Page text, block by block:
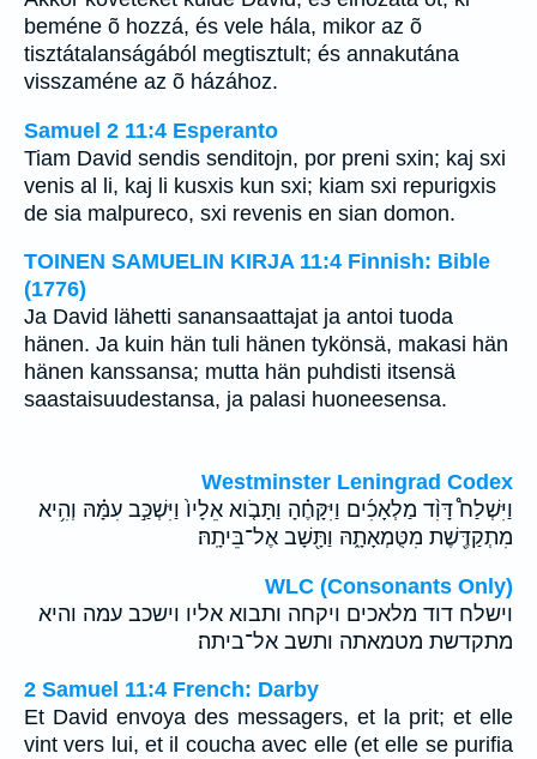
beméne õ hozzá, és vele hála, mikor az õ
tisztátalanságából megtisztult; és annakutána
visszaméne az õ házához.
Samuel 2 11:4 Esperanto
Tiam David sendis senditojn, por preni sxin; kaj sxi
venis al li, kaj li kusxis kun sxi; kiam sxi repurigxis
de sia malpureco, sxi revenis en sian domon.
TOINEN SAMUELIN KIRJA 11:4 Finnish: Bible
(1776)
Ja David lähetti sanansaattajat ja antoi tuoda
hänen. Ja kuin hän tuli hänen tykönsä, makasi hän
hänen kanssansa; mutta hän puhdisti itsensä
saastaisuudestansa, ja palasi huoneesensa.
Westminster Leningrad Codex
וַיִּשְׁלַח֩ דָּוִ֨ד מַלְאָכִ֜ים וַיִּקָּחֶ֗הָ וַתָּבֹ֤וא אֵלָיו֙ וַיִּשְׁכַּ֣ב עִמָּ֗הּ וְהִ֥יא
מִתְקַדֶּ֖שֶׁת מִטֻּמְאָתָ֑הּ וַתָּ֖שָׁב אֶל־בֵּיתָֽהּ׃
WLC (Consonants Only)
וישלח דוד מלאכים ויקחה ותבוא אליו וישכב עמה והיא
מתקדשת מטמאתה ותשב אל־ביתה׃
2 Samuel 11:4 French: Darby
Et David envoya des messagers, et la prit; et elle
vint vers lui, et il coucha avec elle (et elle se purifia